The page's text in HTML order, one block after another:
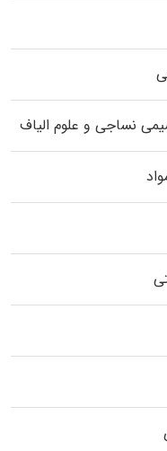
نساجی و علوم الیاف